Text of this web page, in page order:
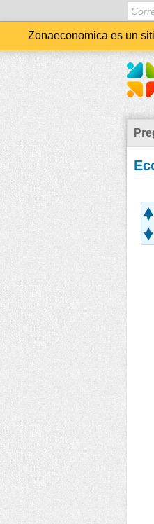
Zonaeconomica es un